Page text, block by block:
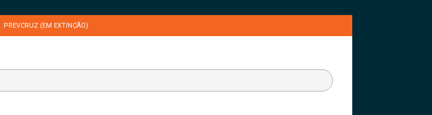
PREVCRUZ (EM EXTINÇÃO)